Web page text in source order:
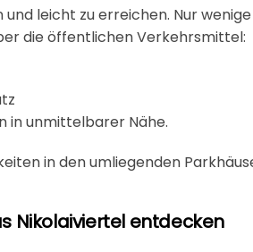
und leicht zu erreichen. Nur
die öffentlichen Verkehrsmittel:
in unmittelbarer Nähe.
in den umliegenden
Nikolaiviertel entdecken